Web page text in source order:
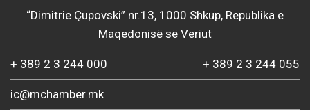
“Dimitrie Çupovski” nr.13, 1000 Shkup, Republika e
Maqedonisë së Veriut
+ 389 2 3 244 000 + 389 2 3 244 055
ic@mchamber.mk